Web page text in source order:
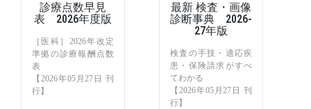
診療点数早見
表 2026年度版
［医科］2026年改定
準拠の診療報酬点数
表
【2026年05月27日 刊
行】
最新 検査・画像
診断事典 2026-
27年版
検査の手技・適応疾
患・保険請求がすべ
てわかる
【2026年05月27日 刊
行】